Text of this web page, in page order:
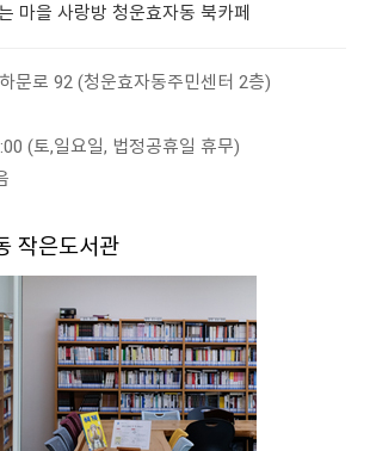
마을 사랑방 청운효자동 북카페
문로 92 (청운효자동주민센터 2층)
(토,일요일, 법정공휴일 휴무)
작은도서관